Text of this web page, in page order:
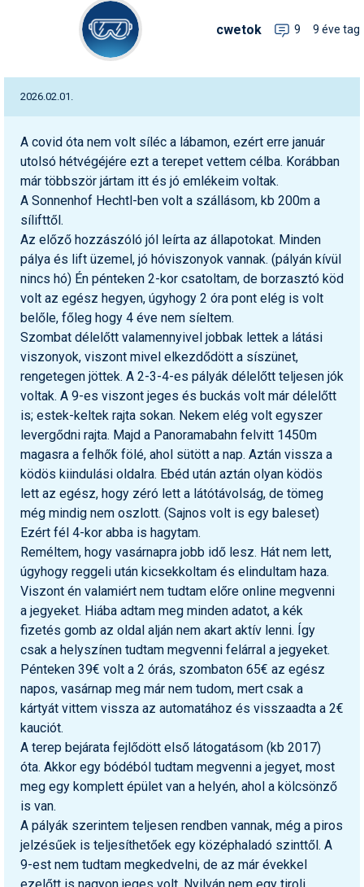
Az idei nyár újdonságai
Chopokon és a Magas-
Tátrában
hó Chilében és
Argentínában
átadták a négyüléses
Kreischberg: kezdődhet az
új Rosenkranz-lift építése
Donovalyban
Filmajánló
Galéria
Havazin
Hírek
Hójelentés
Hószán
Humor
Hütte
Ingatlan
Interjúk
Játékok
Korcsolya
Könyvajánló
Magazinok
Munkavállalás
Olvasnivaló
Portálinfo
Rajzok
Síbérletárak
Síbörze
Snowboard
Túrasí
Videóajánlás
Webkamerák
Válogatás
Pályaszállások Összes ország
Nyári ajánlatok Összes ország
Sítáborok oktatással
Utazási irodák
Cikkek a síoktatásról
Snowboardoktatók
Sífutásoktatók
Nagykereskedések
Túrasíüzletek
Termékkereső
Autófelszerelés
Egyéb termékek
Snowboard
Egyéb téli sportok
Síelős filmek, videók,
tévéműsorok
Túrasí és Sífutás
Síelést kiegészítő sportok:
bringa, szörf, stb.
Minden egyéb síeléshez
kapcsolódó téma
A honlappal kapcsolatos
kérdések és válaszok
Kötetlen beszélgetések
Belépés
Miért érdemes regisztrálni?
⬇Telepítsd alkalmazásként a sielok.hu-t
cwetok 9 9 éve tag
2026.02.01.
A covid óta nem volt síléc a lábamon, ezért erre január
utolsó hétvégéjére ezt a terepet vettem célba. Korábban
már többször jártam itt és jó emlékeim voltak.
A Sonnenhof Hechtl-ben volt a szállásom, kb 200m a
sílifttől.
Az előző hozzászóló jól leírta az állapotokat. Minden
pálya és lift üzemel, jó hóviszonyok vannak. (pályán kívül
nincs hó) Én pénteken 2-kor csatoltam, de borzasztó köd
volt az egész hegyen, úgyhogy 2 óra pont elég is volt
belőle, főleg hogy 4 éve nem síeltem.
Szombat délelőtt valamennyivel jobbak lettek a látási
viszonyok, viszont mivel elkezdődött a síszünet,
rengetegen jöttek. A 2-3-4-es pályák délelőtt teljesen jók
voltak. A 9-es viszont jeges és buckás volt már délelőtt
is; estek-keltek rajta sokan. Nekem elég volt egyszer
levergődni rajta. Majd a Panoramabahn felvitt 1450m
magasra a felhők fölé, ahol sütött a nap. Aztán vissza a
ködös kiindulási oldalra. Ebéd után aztán olyan ködös
lett az egész, hogy zéró lett a látótávolság, de tömeg
még mindig nem oszlott. (Sajnos volt is egy baleset)
Ezért fél 4-kor abba is hagytam.
Reméltem, hogy vasárnapra jobb idő lesz. Hát nem lett,
úgyhogy reggeli után kicsekkoltam és elindultam haza.
Viszont én valamiért nem tudtam előre online megvenni
a jegyeket. Hiába adtam meg minden adatot, a kék
fizetés gomb az oldal alján nem akart aktív lenni. Így
csak a helyszínen tudtam megvenni felárral a jegyeket.
Pénteken 39€ volt a 2 órás, szombaton 65€ az egész
napos, vasárnap meg már nem tudom, mert csak a
kártyát vittem vissza az automatához és visszaadta a 2€
kauciót.
A terep bejárata fejlődött első látogatásom (kb 2017)
óta. Akkor egy bódéból tudtam megvenni a jegyet, most
meg egy komplett épület van a helyén, ahol a kölcsönző
is van.
A pályák szerintem teljesen rendben vannak, még a piros
jelzésűek is teljesíthetőek egy középhaladó szinttől. A
9-est nem tudtam megkedvelni, de az már évekkel
ezelőtt is nagyon jeges volt. Nyilván nem egy tiroli